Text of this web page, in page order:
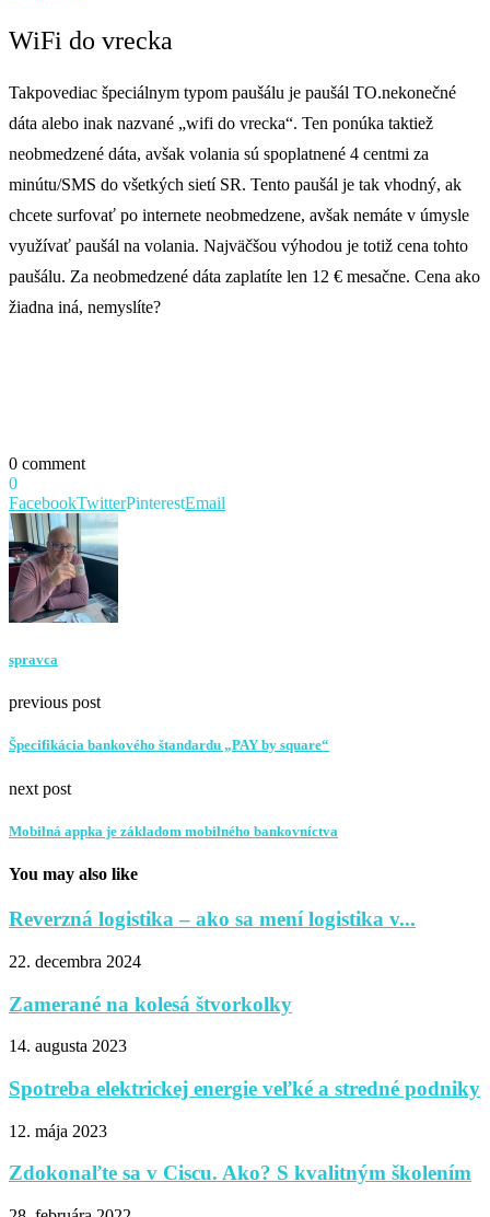
WiFi do vrecka
Takpovediac špeciálnym typom paušálu je paušál TO.nekonečné
dáta alebo inak nazvané „wifi do vrecka“. Ten ponúka taktiež
neobmedzené dáta, avšak volania sú spoplatnené 4 centmi za
minútu/SMS do všetkých sietí SR. Tento paušál je tak vhodný, ak
chcete surfovať po internete neobmedzene, avšak nemáte v úmysle
využívať paušál na volania. Najväčšou výhodou je totiž cena tohto
paušálu. Za neobmedzené dáta zaplatíte len 12 € mesačne. Cena ako
žiadna iná, nemyslíte?
0 comment
0
FacebookTwitterPinterestEmail
spravca
previous post
Špecifikácia bankového štandardu „PAY by square“
next post
Mobilná appka je základom mobilného bankovníctva
You may also like
Reverzná logistika – ako sa mení logistika v...
22. decembra 2024
Zamerané na kolesá štvorkolky
14. augusta 2023
Spotreba elektrickej energie veľké a stredné podniky
12. mája 2023
Zdokonaľte sa v Ciscu. Ako? S kvalitným školením